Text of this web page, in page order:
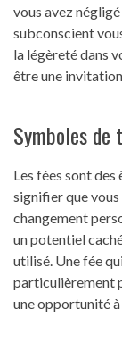
vous avez
subconscient
la légèreté dans
être une
Symboles
Les fées sont
signifier que
changement
un potentiel
utilisé. Une fée
particulièrement
une opportunité à